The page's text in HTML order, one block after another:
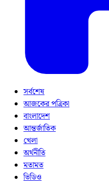
সর্বশেষ
আজকের পত্রিকা
বাংলাদেশ
আন্তর্জাতিক
খেলা
অর্থনীতি
মতামত
ভিডিও